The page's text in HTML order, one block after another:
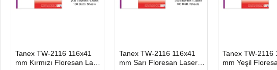
GÖNDERİ
Tanex TW-2116 116x41
mm Kırmızı Floresan Laser
GÖNDERİ
Tanex TW-2116 116x41
mm Sarı Floresan Laser
GÖNDERİ
Tanex TW-2116
mm Yeşil